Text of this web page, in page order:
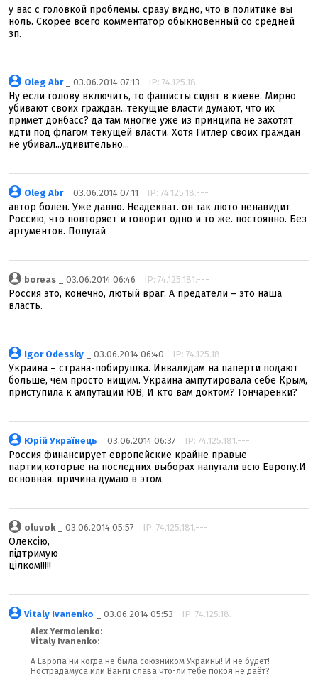
у вас с головкой проблемы. сразу видно, что в политике вы
ноль. Скорее всего комментатор обыкновенный со средней
зп.
Oleg Abr_ 03.06.2014 07:13 IP: 74.125.18.---
Ну если голову включить, то фашисты сидят в киеве. Мирно
убивают своих граждан...текущие власти думают, что их
примет донбасс? да там многие уже из принципа не захотят
идти под флагом текущей власти. Хотя Гитлер своих граждан
не убивал...удивительно...
Oleg Abr_ 03.06.2014 07:11 IP: 74.125.18.---
автор болен. Уже давно. Неадекват. он так люто ненавидит
Россию, что повторяет и говорит одно и то же. постоянно. Без
аргументов. Попугай
boreas _ 03.06.2014 06:46 IP: 74.125.181.---
Россия это, конечно, лютый враг. А предатели – это наша
власть.
Igor Odessky _ 03.06.2014 06:40 IP: 74.125.18.---
Украина – страна-побирушка. Инвалидам на паперти подают
больше, чем просто нищим. Украина ампутировала себе Крым,
приступила к ампутации ЮВ, И кто вам доктом? Гончаренки?
Юрій Українець _ 03.06.2014 06:37 IP: 74.125.181.---
Россия финансирует европейские крайне правые
партии,которые на последних выборах напугали всю Европу.И
основная. причина думаю в этом.
oluvok _ 03.06.2014 05:57 IP: 74.125.181.---
Олексію,
підтримую
цілком!!!!!
Vitaly Ivanenko _ 03.06.2014 05:53 IP: 74.125.18.---
Alex Yermolenko:
Vitaly Ivanenko:
А Европа ни когда не была союзником Украины! И не будет!
Нострадамуса или Ванги слава что-ли тебе покоя не даёт?